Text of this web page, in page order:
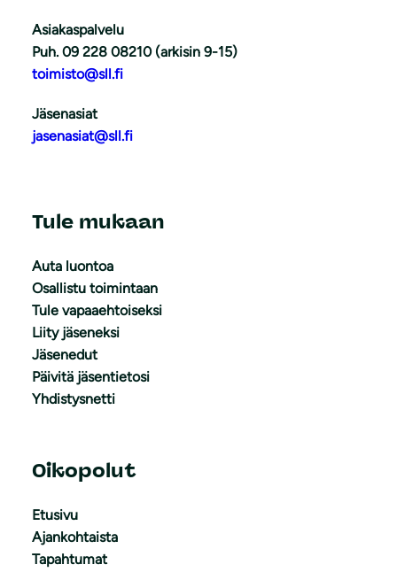
Asiakaspalvelu
Puh. 09 228 08210 (arkisin 9-15)
toimisto@sll.fi
Jäsenasiat
jasenasiat@sll.fi
Tule mukaan
Auta luontoa
Osallistu toimintaan
Tule vapaaehtoiseksi
Liity jäseneksi
Jäsenedut
Päivitä jäsentietosi
Yhdistysnetti
Oikopolut
Etusivu
Ajankohtaista
Tapahtumat